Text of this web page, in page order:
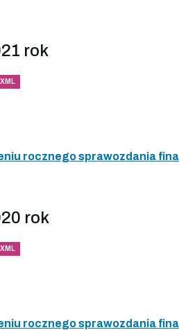
rok
XML
rocznego sprawozdania
rok
XML
rocznego sprawozdania